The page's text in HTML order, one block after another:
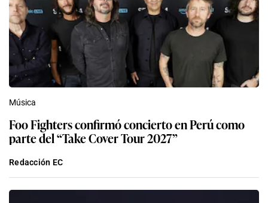
Música
Foo Fighters confirmó concierto en Perú como
parte del “Take Cover Tour 2027”
Redacción EC